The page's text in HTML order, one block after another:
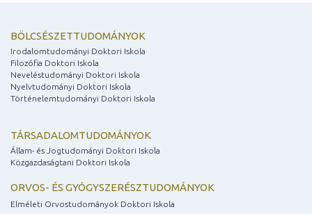
BÖLCSÉSZETTUDOMÁNYOK
Irodalomtudományi Doktori Iskola
Filozófia Doktori Iskola
Neveléstudományi Doktori Iskola
Nyelvtudományi Doktori Iskola
Történelemtudományi Doktori Iskola
TÁRSADALOMTUDOMÁNYOK
Állam- és Jogtudományi Doktori Iskola
Közgazdaságtani Doktori Iskola
ORVOS- ÉS GYÓGYSZERÉSZTUDOMÁNYOK
Elméleti Orvostudományok Doktori Iskola